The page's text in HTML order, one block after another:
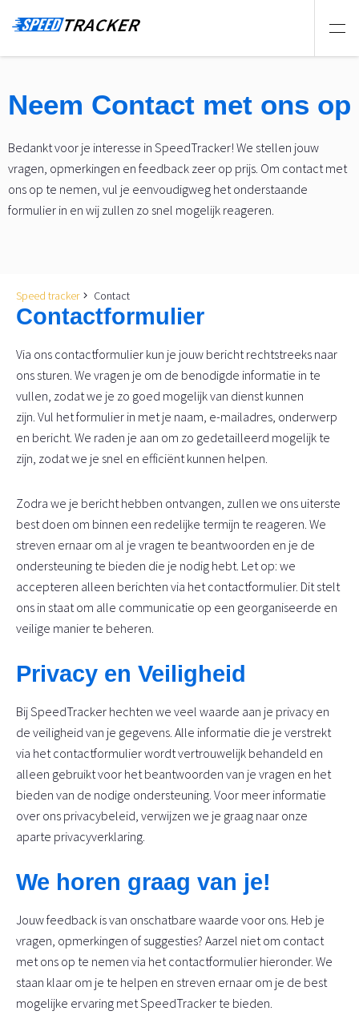
Neem Contact met ons op
Bedankt voor je interesse in SpeedTracker! We stellen jouw
vragen, opmerkingen en feedback zeer op prijs. Om contact met
ons op te nemen, vul je eenvoudigweg het onderstaande
formulier in en wij zullen zo snel mogelijk reageren.
Speed tracker Contact
Contactformulier
Via ons contactformulier kun je jouw bericht rechtstreeks naar
ons sturen. We vragen je om de benodigde informatie in te
vullen, zodat we je zo goed mogelijk van dienst kunnen
zijn. Vul het formulier in met je naam, e-mailadres, onderwerp
en bericht. We raden je aan om zo gedetailleerd mogelijk te
zijn, zodat we je snel en efficiënt kunnen helpen.
Zodra we je bericht hebben ontvangen, zullen we ons uiterste
best doen om binnen een redelijke termijn te reageren. We
streven ernaar om al je vragen te beantwoorden en je de
ondersteuning te bieden die je nodig hebt. Let op: we
accepteren alleen berichten via het contactformulier. Dit stelt
ons in staat om alle communicatie op een georganiseerde en
veilige manier te beheren.
Privacy en Veiligheid
Bij SpeedTracker hechten we veel waarde aan je privacy en
de veiligheid van je gegevens. Alle informatie die je verstrekt
via het contactformulier wordt vertrouwelijk behandeld en
alleen gebruikt voor het beantwoorden van je vragen en het
bieden van de nodige ondersteuning. Voor meer informatie
over ons privacybeleid, verwijzen we je graag naar onze
aparte privacyverklaring.
We horen graag van je!
Jouw feedback is van onschatbare waarde voor ons. Heb je
vragen, opmerkingen of suggesties? Aarzel niet om contact
met ons op te nemen via het contactformulier hieronder. We
staan klaar om je te helpen en streven ernaar om je de best
mogelijke ervaring met SpeedTracker te bieden.